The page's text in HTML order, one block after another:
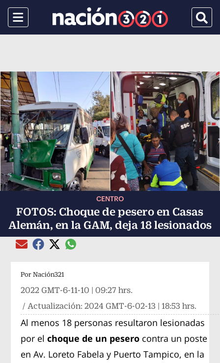
Menu
CENTRO
FOTOS: Choque de pesero en Casas
Alemán, en la GAM, deja 18 lesionados
Compartir el artículo actual mediante Email
Compartir el artículo actual mediante Facebook
Compartir el artículo actual mediante Twitter
Compartir el artículo actual mediante
Por Nación321
2022 GMT-6-11-10 | 09:27 hrs.
/ Actualización:2024 GMT-6-02-13 | 18:53 hrs.
Al menos 18 personas resultaron lesionadas
por elchoque de un pesero contra un poste
en Av. Loreto Fabela y Puerto Tampico, en la